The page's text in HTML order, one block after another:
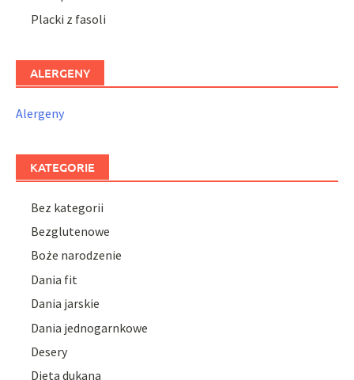
Placki z fasoli
ALERGENY
Alergeny
KATEGORIE
Bez kategorii
Bezglutenowe
Boże narodzenie
Dania fit
Dania jarskie
Dania jednogarnkowe
Desery
Dieta dukana